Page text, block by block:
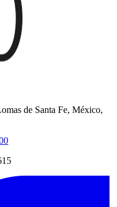
de Santa Fe, México,